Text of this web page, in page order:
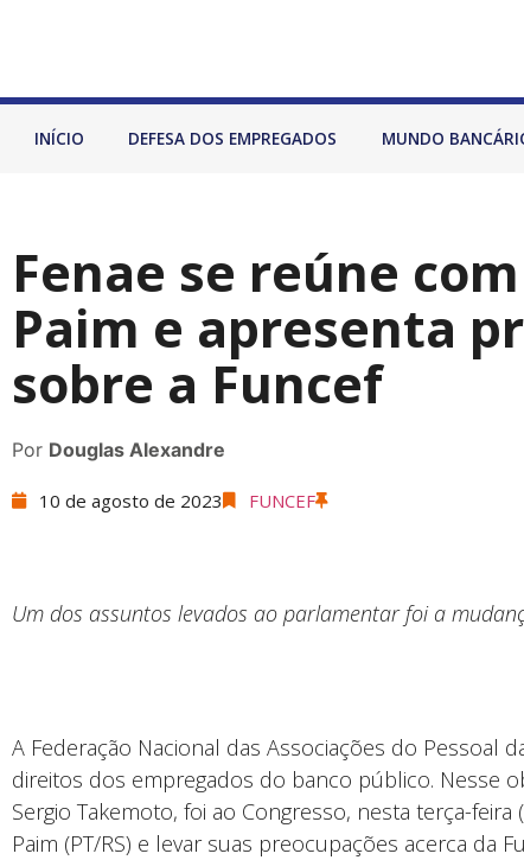
INÍCIO DEFESA DOS EMPREGADOS MUNDO
Fenae se reúne
Paim e apresenta
sobre a Funcef
Por Douglas Alexandre
10 de agosto de 2023 FUNCEF
Um dos assuntos levados ao parlamentar foi a
A Federação Nacional das Associações do Pessoal
direitos dos empregados do banco público. Nesse
Sergio Takemoto, foi ao Congresso, nesta terça-
Paim (PT/RS) e levar suas preocupações acerca da